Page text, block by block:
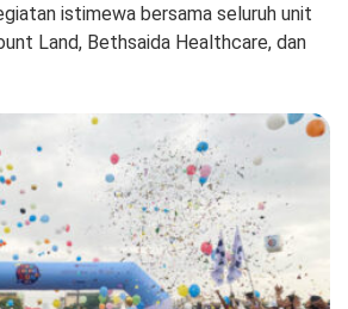
istimewa bersama seluruh unit
Land, Bethsaida Healthcare, dan